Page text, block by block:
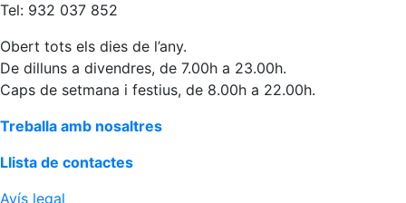
Tel: 932 037 852
Obert tots els dies de l’any.
De dilluns a divendres, de 7.00h a 23.00h.
Caps de setmana i festius, de 8.00h a 22.00h.
Treballa amb nosaltres
Llista de contactes
Avís legal